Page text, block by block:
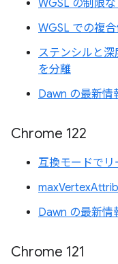
WGSL の制限
WGSL での複
ステンシルと
を分離
Dawn の最新情
Chrome 122
互換モードでリ
Dawn の最新情
Chrome 121